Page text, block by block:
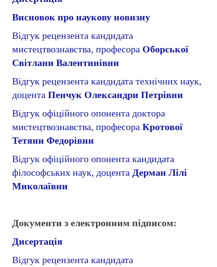
Висновок про наукову новизну
Відгук рецензента кандидата
мистецтвознавства, професора Оборської
Світлани Валентинівни
Відгук рецензента кандидата технічних наук,
доцента Пенчук Олександри Петрівни
Відгук офіційного опонента доктора
мистецтвознавства, професора Кротової
Тетяни Федорівни
Відгук офіційного опонента кандидата
філософських наук, доцента Дерман Лілі
Миколаївни
Документи з електронним підписом:
Дисертація
Відгук рецензента кандидата